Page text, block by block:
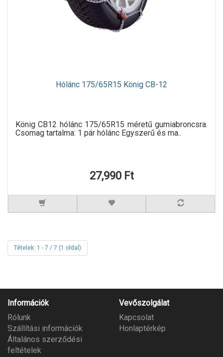
Hólánc 175/65R15 König CB-12
König CB12 hólánc 175/65R15 méretű gumiabroncsra.
Csomag tartalma: 1 pár hólánc Egyszerű és ma..
27,990 Ft
Tételek: 1 - 7 / 7 (1 oldal)
Információk
Rólunk
Szállítási információk
Általános szerződési
feltételek
Vevőszolgálat
Kapcsolat
Honlaptérkép